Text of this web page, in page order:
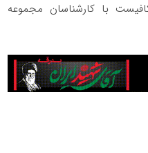
با کارشناسان مجموعه